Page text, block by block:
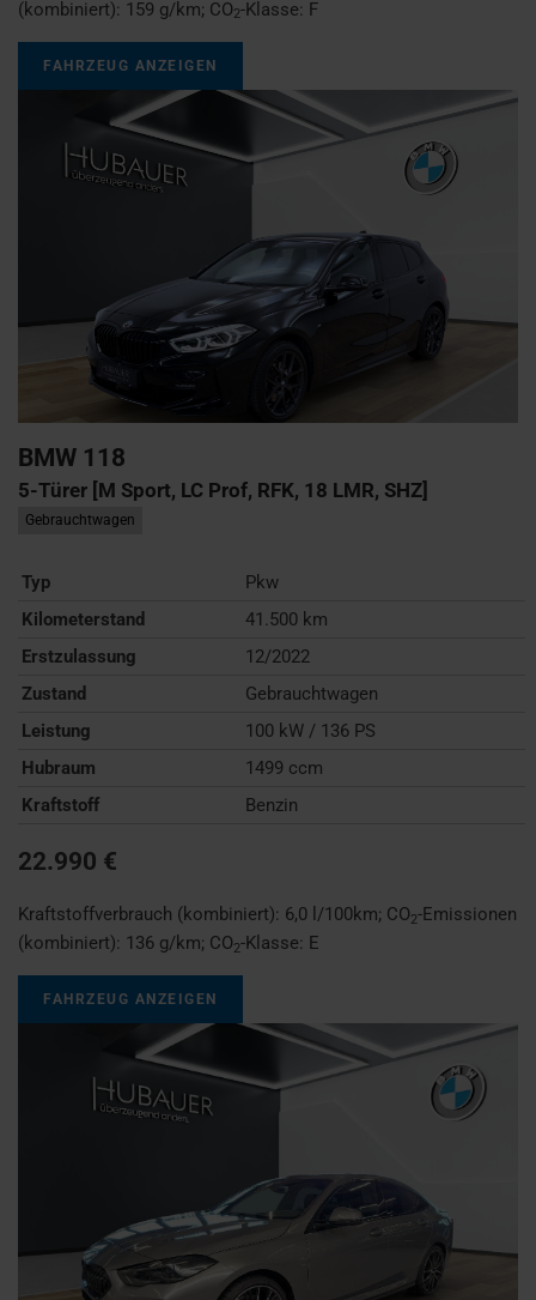
(kombiniert): 159 g/km; CO2-Klasse: F
FAHRZEUG ANZEIGEN
BMW 118
5-Türer [M Sport, LC Prof, RFK, 18 LMR, SHZ]
Gebrauchtwagen
Typ
Pkw
Kilometerstand
41.500 km
Erstzulassung
12/2022
Zustand
Gebrauchtwagen
Leistung
100 kW / 136 PS
Hubraum
1499 ccm
Kraftstoff
Benzin
22.990 €
Kraftstoffverbrauch (kombiniert): 6,0 l/100km; CO2-Emissionen
(kombiniert): 136 g/km; CO2-Klasse: E
FAHRZEUG ANZEIGEN